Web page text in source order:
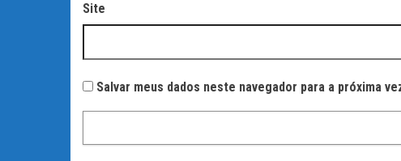
Site
Salvar meus dados neste navegador para a próxima